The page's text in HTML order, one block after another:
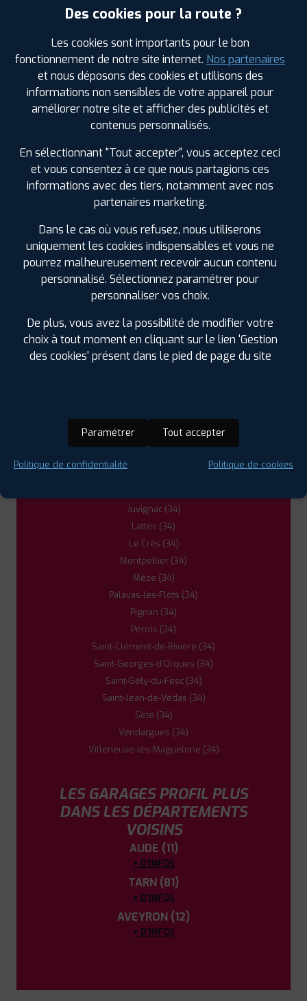
PROFIL PLUSCLERMONT L'HERAULT
240 CHEMIN DE LA DIVISION LIEU-DIT LES
0499910824
+D'INFOS
3
PROFIL PLUSAGDE
0467211588
HORAIRES | +D'INFOS
PROFIL PLUS LODEVE
PAE DU CAPITOUL 1 RUE DU FOULON34700
LODEVE
PROFIL PLUSBEDARIEUX
HORAIRES | +D'INFOS
LES GARAGES PROFIL PLUS
DANS LES VILLES À PROXIMITÉ
Balaruc-les-Bains (34)
Castelnau-le-Lez (34)
Fabrègues (34)
Juvignac (34)
Lattes (34)
Le Crès (34)
Montpellier (34)
Mèze (34)
Palavas-les-Flots (34)
Pignan (34)
Pérols (34)
Saint-Clément-de-Rivière (34)
Saint-Georges-d'Orques (34)
Saint-Gély-du-Fesc (34)
Saint-Jean-de-Védas (34)
Sète (34)
Vendargues (34)
Villeneuve-lès-Maguelone (34)
LES GARAGES PROFIL PLUS
DANS LES DÉPARTEMENTS
VOISINS
AUDE (11)
+ D'INFOS
TARN (81)
+ D'INFOS
AVEYRON (12)
+ D'INFOS
Des cookies pour la route ?
Les cookies sont importants pour le bon
fonctionnement de notre site internet. Nos partenaires
et nous déposons des cookies et utilisons des
informations non sensibles de votre appareil pour
améliorer notre site et afficher des publicités et
contenus personnalisés.
En sélectionnant "Tout accepter", vous acceptez ceci
et vous consentez à ce que nous partagions ces
informations avec des tiers, notamment avec nos
partenaires marketing.
Dans le cas où vous refusez, nous utiliserons
uniquement les cookies indispensables et vous ne
pourrez malheureusement recevoir aucun contenu
personnalisé. Sélectionnez paramétrer pour
personnaliser vos choix.
De plus, vous avez la possibilité de modifier votre
choix à tout moment en cliquant sur le lien 'Gestion
des cookies' présent dans le pied de page du site
Paramétrer Tout accepter
Politique de confidentialité Politique de cookies